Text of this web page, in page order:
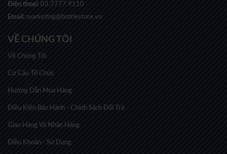
Điện thoại: 03.7777.9110
Email: marketing@bottlestore.vn
VỀ CHÚNG TÔI
Về Chúng Tôi
Cơ Cấu Tổ Chức
Hướng Dẫn Mua Hàng
Điều Kiện Bảo Hành - Chính Sách Đổi Trả
Giao Hàng Và Nhận Hàng
Điều Khoản - Sử Dụng